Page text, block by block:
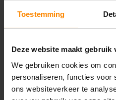
Toestemming
Deze website maakt gebruik
We gebruiken cookies om
personaliseren, functies voor
ons websiteverkeer te
Montage
Laat ons